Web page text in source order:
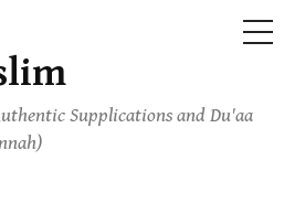
Supplications and Du'aa